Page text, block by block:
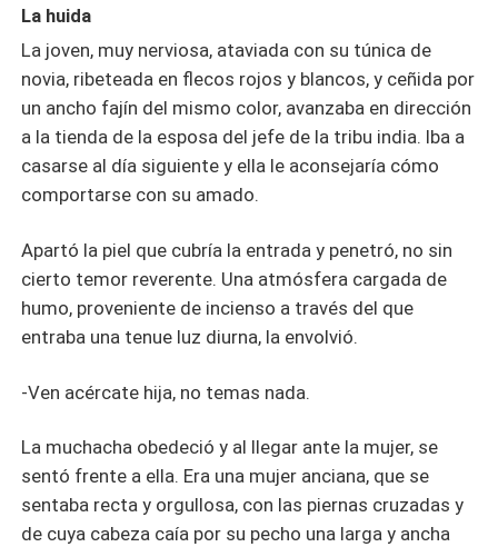
La huida
La joven, muy nerviosa, ataviada con su túnica de
novia, ribeteada en flecos rojos y blancos, y ceñida por
un ancho fajín del mismo color, avanzaba en dirección
a la tienda de la esposa del jefe de la tribu india. Iba a
casarse al día siguiente y ella le aconsejaría cómo
comportarse con su amado.
Apartó la piel que cubría la entrada y penetró, no sin
cierto temor reverente. Una atmósfera cargada de
humo, proveniente de incienso a través del que
entraba una tenue luz diurna, la envolvió.
-Ven acércate hija, no temas nada.
La muchacha obedeció y al llegar ante la mujer, se
sentó frente a ella. Era una mujer anciana, que se
sentaba recta y orgullosa, con las piernas cruzadas y
de cuya cabeza caía por su pecho una larga y ancha